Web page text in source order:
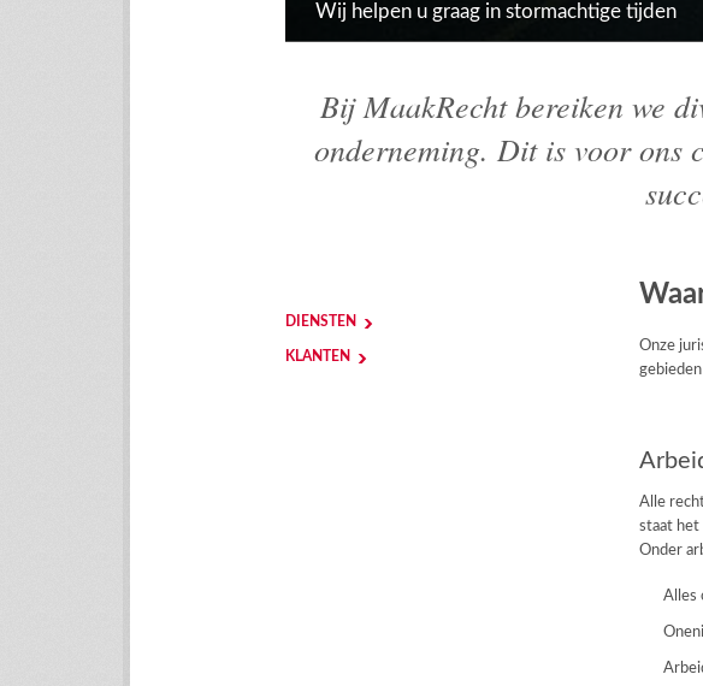
Wij helpen u graag in stormachtige tijden
Bij MaakRecht bereiken we
onderneming. Dit is voor ons
Onze
Alle
staat het
Onder
Alles
DIENSTEN
KLANTEN